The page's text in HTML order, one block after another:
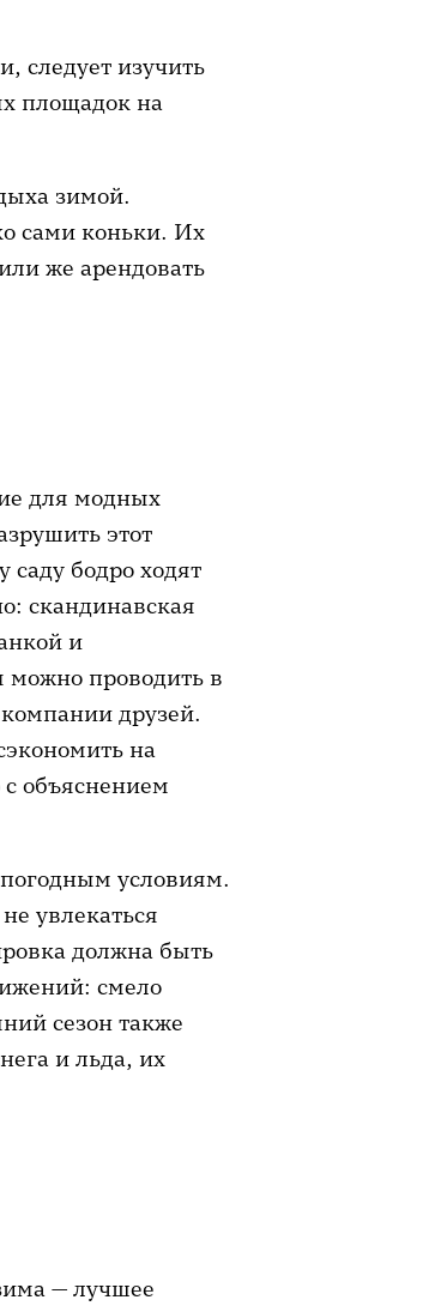
следует изучить
площадок на
зимой.
сами коньки. Их
же арендовать
для модных
этот
бодро ходят
скандинавская
и
можно проводить в
друзей.
на
объяснением
условиям.
увлекаться
должна быть
смело
сезон также
и льда, их
— лучшее